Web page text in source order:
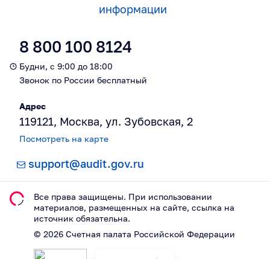
информации
8 800 100 8124
Будни, с 9:00 до 18:00
Звонок по России бесплатный
Адрес
119121, Москва, ул. Зубовская, 2
Посмотреть на карте
support@audit.gov.ru
Все права защищены. При использовании
материалов, размещeнных на сайте, ссылка на
источник обязательна.
© 2026 Счетная палата Российской Федерации